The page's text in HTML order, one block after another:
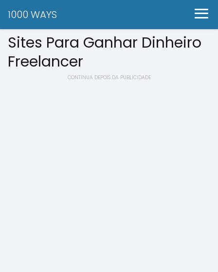
1000 WAYS
Sites Para Ganhar Dinheiro
Freelancer
CONTINUA DEPOIS DA PUBLICIDADE